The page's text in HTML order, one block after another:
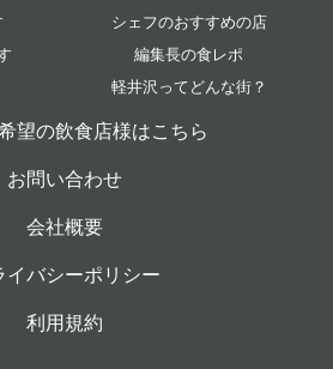
シェフのおすすめの店
編集長の食レポ
軽井沢ってどんな街？
望の飲食店様はこちら
お問い合わせ
会社概要
イバシーポリシー
利用規約